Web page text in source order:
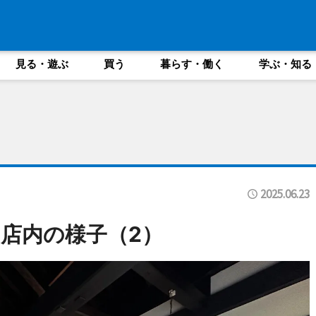
見る・遊ぶ 買う 暮らす・働く 学ぶ・知る
2025.06.23
内の様子（2）